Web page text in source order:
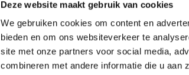
Deze website maakt gebruik van cookies
We gebruiken cookies om content en
bieden en om ons websiteverkeer te
site met onze partners voor social media,
combineren met andere informatie die u